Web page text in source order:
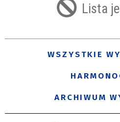
Lista
WSZYSTKIE
ARCHIWUM